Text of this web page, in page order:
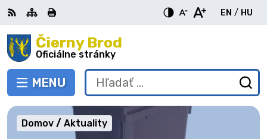
Preskočiť
na
obsah Čierny Brod
Oficiálne stránky
PREPNÚŤ
MENU
RSS MapaTlačiť
EN
English
/ HU
Hľadať:
Domov Aktuality